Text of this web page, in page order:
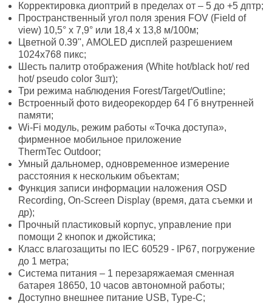
Корректировка диоптрий в пределах от – 5 до +5 дптр;
Пространственный угол поля зрения FOV (Field of
view) 10,5° х 7,9° или 18,4 х 13,8 м/100м;
Цветной 0.39'', AMOLED дисплей разрешением
1024х768 пикс;
Шесть палитр отображения (White hot/black hot/ red
hot/ pseudo color 3шт);
Три режима наблюдения Forest/Target/Outline;
Встроенный фото видеорекордер 64 Гб внутренней
памяти;
Wi-Fi модуль, режим работы «Точка доступа»,
фирменное мобильное приложение
ThermTec Outdoor;
Умный дальномер, одновременное измерение
расстояния к нескольким объектам;
Функция записи информации наложения OSD
Recording, On-Screen Display (время, дата съемки и
др);
Прочный пластиковый корпус, управление при
помощи 2 кнопок и джойстика;
Класс влагозащиты по IEC 60529 - IP67, погружение
до 1 метра;
Система питания – 1 перезаряжаемая сменная
батарея 18650, 10 часов автономной работы;
Доступно внешнее питание USB, Type-C;